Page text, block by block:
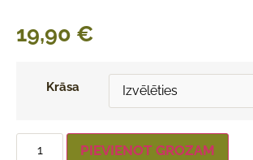
19,90 €
Krāsa
PIEVIENOT GROZAM